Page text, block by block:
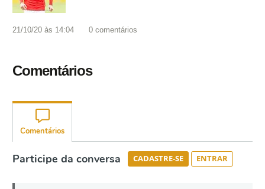
21/10/20 às 14:04 0 comentários
Comentários